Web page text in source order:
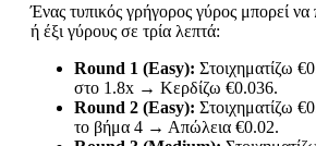
Ένας τυπικός γρήγορος γύρος μπορεί να
ή έξι γύρους σε τρία λεπτά:
Round 1 (Easy): Στοιχηματίζω
στο 1.8x → Κερδίζω €0.036.
Round 2 (Easy): Στοιχηματίζω
το βήμα 4 → Απώλεια €0.02.